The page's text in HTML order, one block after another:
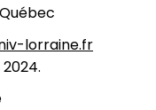
lorraine.fr